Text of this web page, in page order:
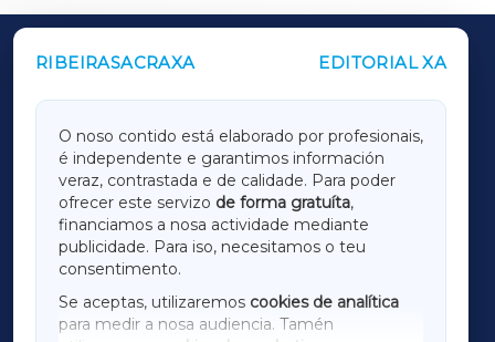
RIBEIRASACRAXA EDITORIAL XA
O noso contido está elaborado por profesionais,
é independente e garantimos información
veraz, contrastada e de calidade. Para poder
ofrecer este servizo de forma gratuíta,
financiamos a nosa actividade mediante
publicidade. Para iso, necesitamos o teu
consentimento.
Se aceptas, utilizaremos cookies de analítica
para medir a nosa audiencia. Tamén
OUTROS PERIÓDICOS
LUGOXA
TERRACHAXA